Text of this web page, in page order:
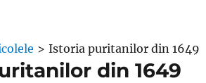
> Istoria puritanilor din 1649
din 1649